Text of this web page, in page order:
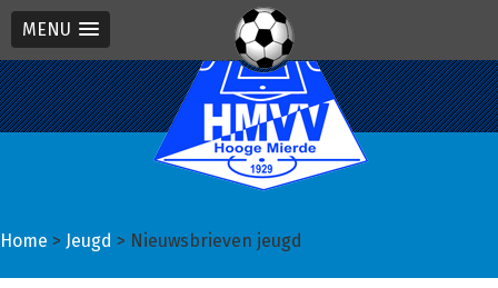
MENU
Spring
naar
de
Door
naar
de
Spring
naar
de
Home > Jeugd > Nieuwsbrieven jeugd